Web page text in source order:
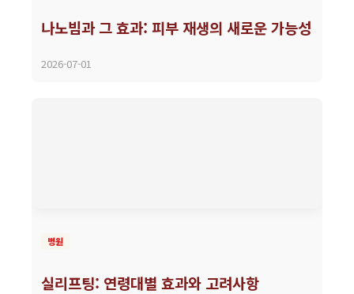
나노빔과 그 효과: 피부 재생의 새로운 가능성
2026-07-01
병원
실리프팅: 연령대별 효과와 고려사항